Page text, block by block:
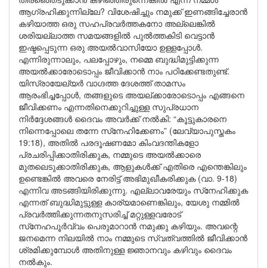
ആഗ്രഹിക്കുന്നില്ലേ? വിശേഷിച്ചും നമുക്ക് ഇണങ്ങിച്ചേരാൻ
കഴിയാത്ത ഒരു സഹപ്രവർത്തകനോ അല്ലെങ്കിൽ
ശരിയല്ലാത്ത സമയങ്ങളിൽ പുൽത്തകിടി വെട്ടാൻ
ഇഷ്ടപ്പെടുന്ന ഒരു അയൽവാസിയോ ഉള്ളപ്പോൾ.
എന്നിരുന്നാലും, പലപ്പോഴും, നമ്മെ ബുദ്ധിമുട്ടിക്കുന്ന
അയൽക്കാരോടൊപ്പം ജീവിക്കാൻ നാം പഠിക്കേണ്ടതുണ്ട്.
യിസ്രായേല്യർ വാഗ്ദത്ത ദേശത്ത് താമസം
ആരംഭിച്ചപ്പോൾ, തങ്ങളുടെ അയല്ക്കാരോടൊപ്പം എങ്ങനെ
ജീവിക്കണം എന്നതിനെക്കുറിച്ചുള്ള സുപ്രധാന
നിർദ്ദേശങ്ങൾ ദൈവം അവർക്ക് നൽകി: “കൂട്ടുകാരനെ
നിന്നെപ്പോലെ തന്നേ സ്‌നേഹിക്കേണം” (ലേവ്യാപുസ്തകം
19:18), അതിൽ പരദൂഷണമോ കിംവദന്തികളോ
പ്രചരിപ്പിക്കാതിരിക്കുക, നമ്മുടെ അയൽക്കാരെ
മുതലെടുക്കാതിരിക്കുക, ആളുകൾക്ക് എതിരെ എന്തെങ്കിലും
ഉണ്ടെങ്കിൽ അവരെ നേരിട്ട് അഭിമുഖീകരിക്കുക (വാ. 9-18)
എന്നിവ അടങ്ങിയിരിക്കുന്നു. എല്ലാവരേയും സ്‌നേഹിക്കുക
എന്നത് ബുദ്ധിമുട്ടുള്ള കാര്യമാണെങ്കിലും, യേശു നമ്മിൽ
പ്രവർത്തിക്കുന്നതനുസരിച്ച് മറ്റുള്ളവരോട്
സ്‌നേഹപൂർവ്വം പെരുമാറാൻ നമുക്കു കഴിയും. അവന്റെ
ജനമെന്ന നിലയിൽ നാം നമ്മുടെ സ്വത്വത്തിൽ ജീവിക്കാൻ
ശ്രമിക്കുമ്പോൾ അതിനുള്ള ജ്ഞാനവും കഴിവും ദൈവം
നൽകും.